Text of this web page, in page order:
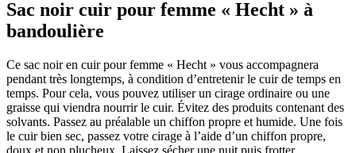
Sac noir cuir pour femme « Hecht » à
bandoulière
Ce sac noir en cuir pour femme « Hecht » vous accompagnera
pendant très longtemps, à condition d’entretenir le cuir de temps en
temps. Pour cela, vous pouvez utiliser un cirage ordinaire ou une
graisse qui viendra nourrir le cuir. Évitez des produits contenant des
solvants. Passez au préalable un chiffon propre et humide. Une fois
le cuir bien sec, passez votre cirage à l’aide d’un chiffon propre,
doux et non plucheux. Laissez sécher une nuit puis frotter